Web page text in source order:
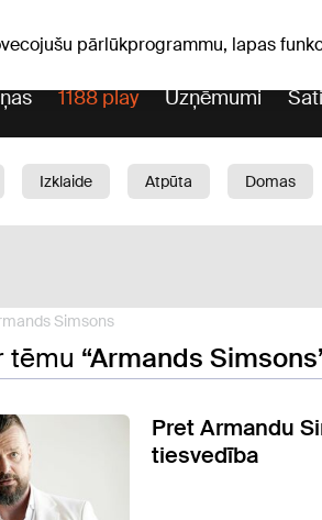
pārlūkprogrammu, lapas
1188 play Uzņēmumi
Izklaide Atpūta Domas
Simsons
tēmu “Armands
Pret Armandu
tiesvedība